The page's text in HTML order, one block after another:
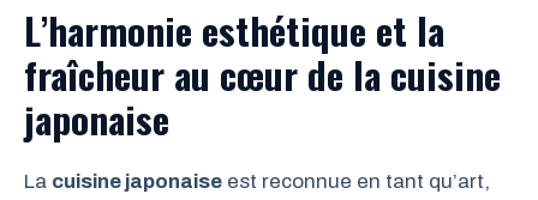
L’harmonie esthétique et la
fraîcheur au cœur de la cuisine
japonaise
La cuisine japonaise est reconnue en tant qu’art,